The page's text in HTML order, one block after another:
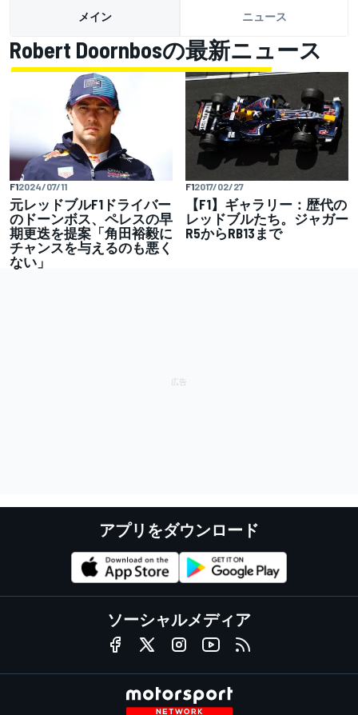
メイン ニュース
Robert Doornbosの最新ニュース
F12024/07/11
元レッドブルF1ドライバー
のドーンボス、ペレスの早
期更迭を提案「角田裕毅に
チャンスを与えるのも悪く
ない」
F12017/02/27
【F1】ギャラリー：歴代の
レッドブルたち。ジャガー
R5からRB13まで
アプリをダウンロード
ソーシャルメディア